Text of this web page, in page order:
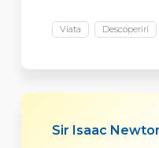
Viata Descoperiri
Sir Isaac